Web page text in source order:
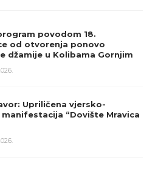
povodom 18.
od otvorenja ponovo
džamije u Kolibama Gornjim
Upriličena vjersko-
“Dovište Mravica